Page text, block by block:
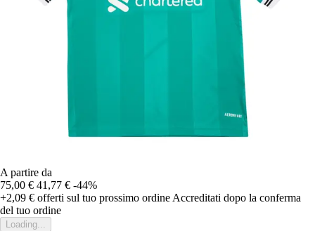
A partire da
75,00 € 41,77 € -44%
+2,09 € offerti sul tuo prossimo ordine Accreditati dopo la conferma
del tuo ordine
Loading...